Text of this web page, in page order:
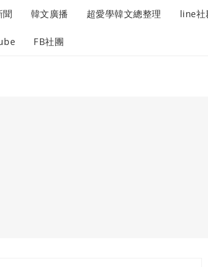
聞 韓文廣播 超愛學韓文總整理 line社
FB社團